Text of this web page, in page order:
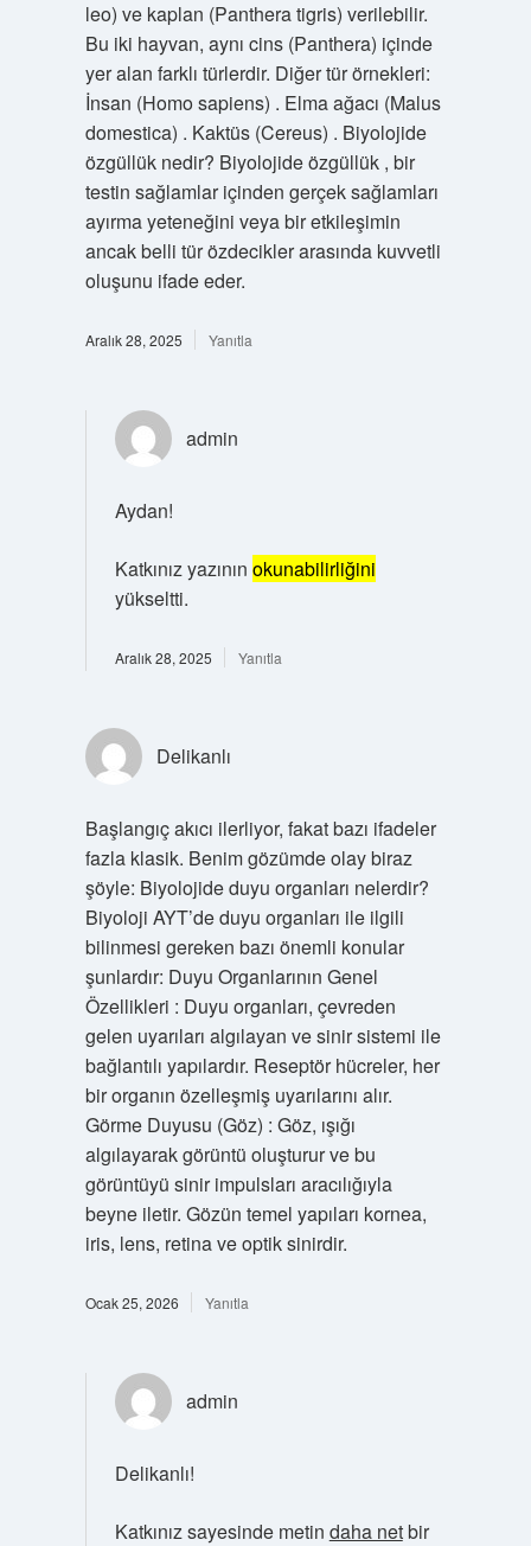
leo) ve kaplan (Panthera tigris) verilebilir.
Bu iki hayvan, aynı cins (Panthera) içinde
yer alan farklı türlerdir. Diğer tür örnekleri:
İnsan (Homo sapiens) . Elma ağacı (Malus
domestica) . Kaktüs (Cereus) . Biyolojide
özgüllük nedir? Biyolojide özgüllük , bir
testin sağlamlar içinden gerçek sağlamları
ayırma yeteneğini veya bir etkileşimin
ancak belli tür özdecikler arasında kuvvetli
oluşunu ifade eder.
Aralık 28, 2025 Yanıtla
admin
Aydan!
Katkınız yazının okunabilirliğini
yükseltti.
Aralık 28, 2025 Yanıtla
Delikanlı
Başlangıç akıcı ilerliyor, fakat bazı ifadeler
fazla klasik. Benim gözümde olay biraz
şöyle: Biyolojide duyu organları nelerdir?
Biyoloji AYT’de duyu organları ile ilgili
bilinmesi gereken bazı önemli konular
şunlardır: Duyu Organlarının Genel
Özellikleri : Duyu organları, çevreden
gelen uyarıları algılayan ve sinir sistemi ile
bağlantılı yapılardır. Reseptör hücreler, her
bir organın özelleşmiş uyarılarını alır.
Görme Duyusu (Göz) : Göz, ışığı
algılayarak görüntü oluşturur ve bu
görüntüyü sinir impulsları aracılığıyla
beyne iletir. Gözün temel yapıları kornea,
iris, lens, retina ve optik sinirdir.
Ocak 25, 2026 Yanıtla
admin
Delikanlı!
Katkınız sayesinde metin daha netbir